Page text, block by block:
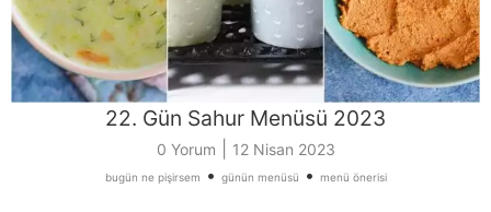
22. Gün Sahur Menüsü 2023
0 Yorum 12 Nisan 2023
bugün ne pişirsem • günün menüsü • menü önerisi